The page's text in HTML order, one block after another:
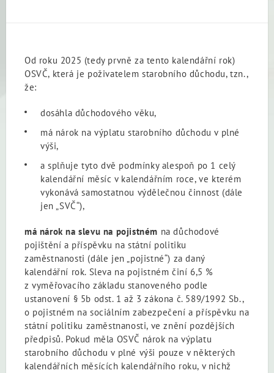
Od roku 2025 (tedy prvně za tento kalendářní rok)
OSVČ, která je poživatelem starobního důchodu, tzn.,
že:
dosáhla důchodového věku,
má nárok na výplatu starobního důchodu v plné
výši,
a splňuje tyto dvě podmínky alespoň po 1 celý
kalendářní měsíc v kalendářním roce, ve kterém
vykonává samostatnou výdělečnou činnost (dále
jen „SVČ“),
má nárok na slevu na pojistném na důchodové
pojištění a příspěvku na státní politiku
zaměstnanosti (dále jen „pojistné“) za daný
kalendářní rok. Sleva na pojistném činí 6,5 %
z vyměřovacího základu stanoveného podle
ustanovení § 5b odst. 1 až 3 zákona č. 589/1992 Sb.,
o pojistném na sociálním zabezpečení a příspěvku na
státní politiku zaměstnanosti, ve znění pozdějších
předpisů. Pokud měla OSVČ nárok na výplatu
starobního důchodu v plné výši pouze v některých
kalendářních měsících kalendářního roku, v nichž